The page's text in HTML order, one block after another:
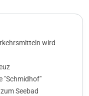
wird
"Schmidhof"
Seebad